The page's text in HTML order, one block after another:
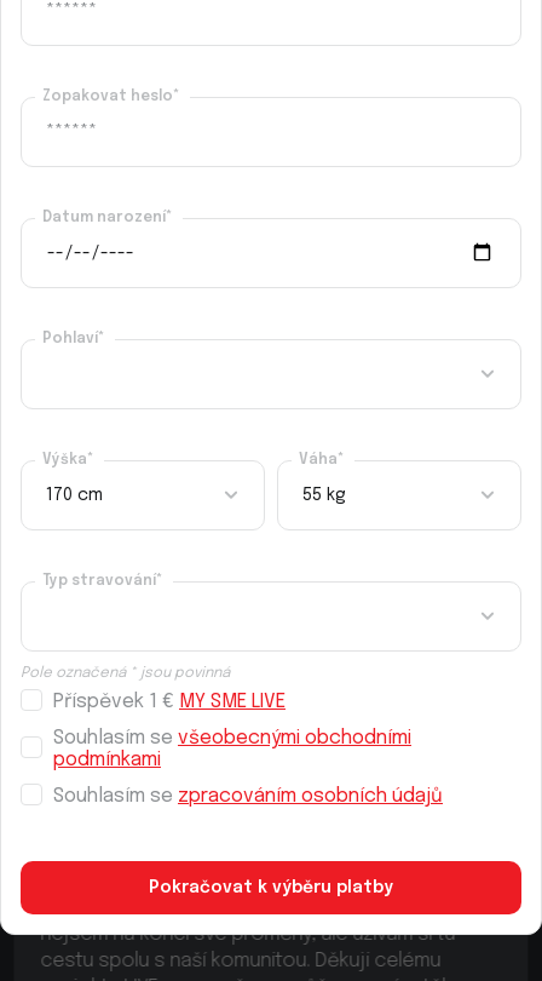
rozhodnutí. A ano, dá se cvičit i v obýváku! 💪🏻🔥
Cvičení se stalo mou rutinou a jedeme dál
Zopakovat heslo*
Datum narození*
Pohlaví*
Výška* Váha*
Typ stravování*
Pole označená * jsou povinná
Příspěvek 1 € MY SME LIVE
Souhlasím se všeobecnými obchodními
podmínkami
Souhlasím se zpracováním osobních údajů
Pokračovat k výběru platby